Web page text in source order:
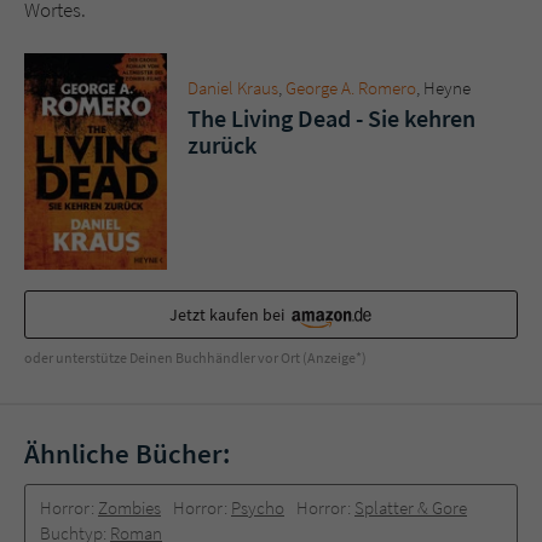
Wortes.
Daniel Kraus George A. Romero , Heyne
The Living Dead - Sie kehren
zurück
Jetzt kaufen bei
oder unterstütze Deinen Buchhändler vor Ort (Anzeige*)
Ähnliche Bücher:
Horror: Zombies Horror: Psycho Horror: Splatter & Gore
Buchtyp: Roman